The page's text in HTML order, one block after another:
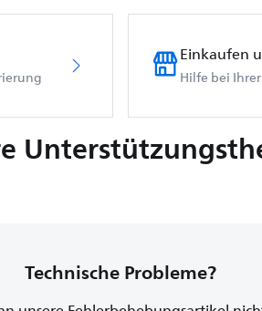
Einkaufen
Hilfe bei
Technische Probleme?